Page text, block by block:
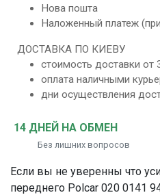
Нова пошта
Наложенный платеж
ДОСТАВКА ПО КИЕВУ
стоимость доставки от
оплата наличными
дни осуществления
14 ДНЕЙ НА ОБМЕН
Без лишних вопросов
Если вы не уверенны что
переднего Polcar 020 0141